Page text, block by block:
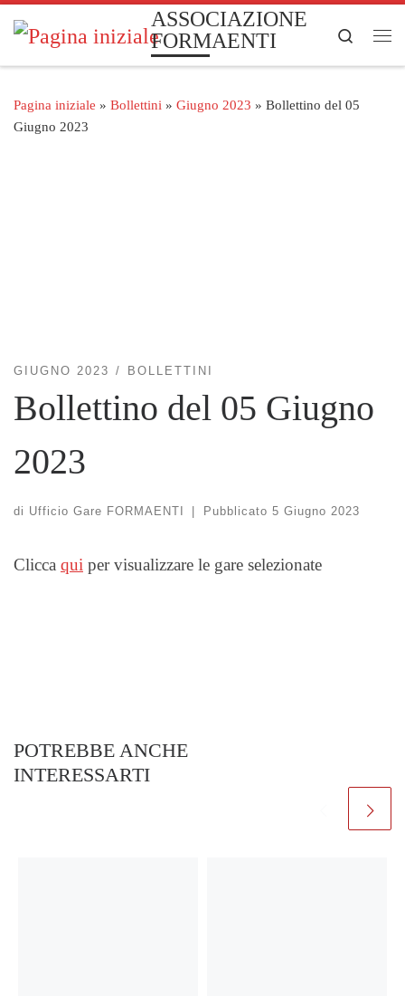
Passa al contenuto
ASSOCIAZIONE
FORMAENTI
Search
Pagina iniziale » Bollettini » Giugno 2023 » Bollettino del 05
Giugno 2023
GIUGNO 2023 BOLLETTINI
Bollettino del 05 Giugno
2023
di Ufficio Gare FORMAENTI | Pubblicato 5 Giugno 2023
Clicca qui per visualizzare le gare selezionate
POTREBBE ANCHE
INTERESSARTI